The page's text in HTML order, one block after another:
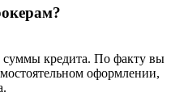
суммы кредита. По факту вы
оформлении,